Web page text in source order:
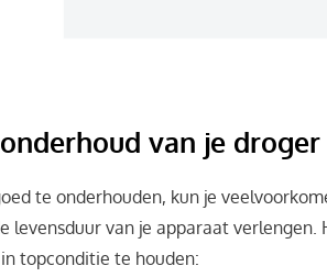
van je droger
te onderhouden, kun je
levensduur van je apparaat verlengen.
topconditie te houden: